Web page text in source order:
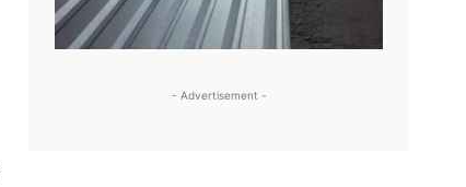
- Advertisement -